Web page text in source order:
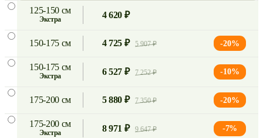
125-150 см
экстра 4 620 ₽
150-175 см 4 725 ₽ 5 907 ₽ -20%
150-175 см
экстра 6 527 ₽ 7 252 ₽ -10%
175-200 см 5 880 ₽ 7 350 ₽ -20%
175-200 см
экстра 8 971 ₽ 9 647 ₽ -7%